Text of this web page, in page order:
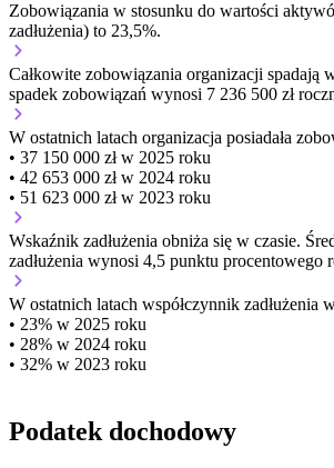
Zobowiązania w stosunku do wartości
zadłużenia) to 23,5%.
Całkowite zobowiązania organizacji spadają
spadek zobowiązań wynosi 7 236 500 zł
W ostatnich latach organizacja posiadała
• 37 150 000 zł w 2025 roku
• 42 653 000 zł w 2024 roku
• 51 623 000 zł w 2023 roku
Wskaźnik zadłużenia obniża się w czasie.
zadłużenia wynosi 4,5 punktu procentowego
W ostatnich latach współczynnik zadłużenia
• 23% w 2025 roku
• 28% w 2024 roku
• 32% w 2023 roku
Podatek dochodowy